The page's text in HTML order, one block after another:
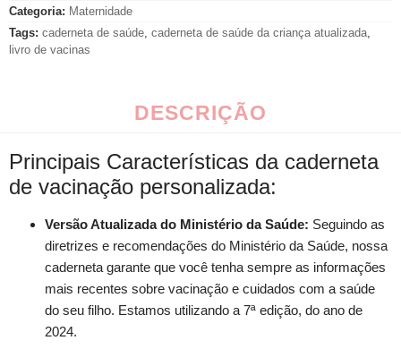
Categoria: Maternidade
Tags: caderneta de saúde, caderneta de saúde da criança atualizada,
livro de vacinas
DESCRIÇÃO
Principais Características da caderneta
de vacinação personalizada:
Versão Atualizada do Ministério da Saúde: Seguindo as
diretrizes e recomendações do Ministério da Saúde, nossa
caderneta garante que você tenha sempre as informações
mais recentes sobre vacinação e cuidados com a saúde
do seu filho. Estamos utilizando a 7ª edição, do ano de
2024.